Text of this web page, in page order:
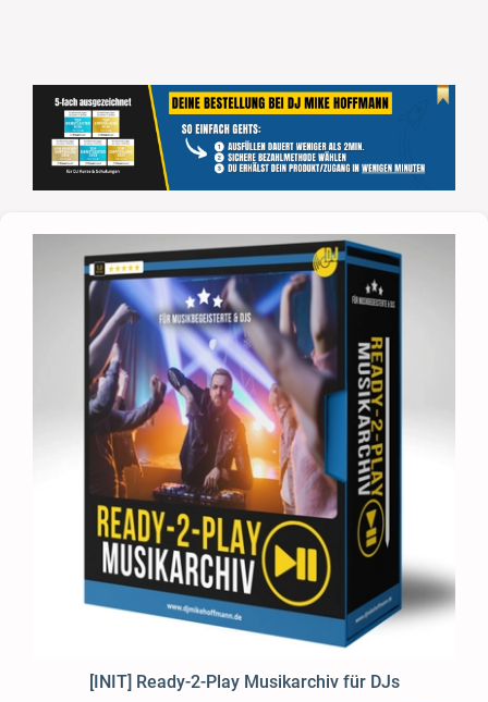
[INIT] Ready-2-Play Musikarchiv für DJs